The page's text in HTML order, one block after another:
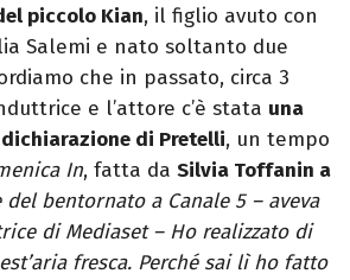
piccolo Kian, il figlio avuto con
Salemi e nato soltanto due
che in passato, circa 3
e l’attore c’è stata una
di Pretelli, un tempo
In, fatta da Silvia Toffanin a
del bentornato a Canale 5 – aveva
di Mediaset – Ho realizzato di
fresca. Perché sai lì ho fatto